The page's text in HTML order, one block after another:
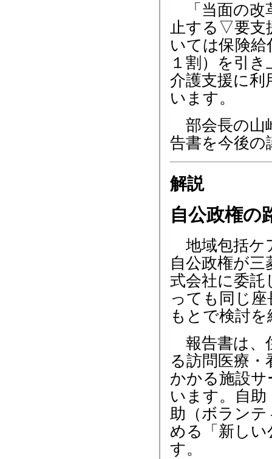
「当面の改
止する▽要支
いては保険
１割）を引
介護支援に
います。
部会長の山
告書を今後
解説
自公政権の
地域包括ケ
自公政権が
式会社に委
っても同じ
もとで検討
報告書は、
る訪問医療
かかる施設
います。自
助（ボラン
める「新し
す。